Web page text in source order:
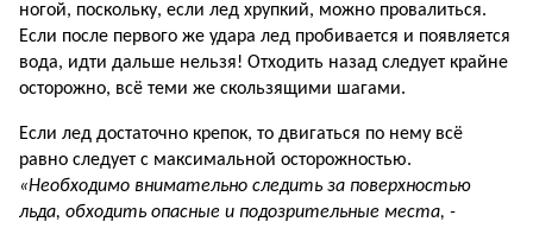
ногой, поскольку, если лед хрупкий, можно провалиться.
Если после первого же удара лед пробивается и появляется
вода, идти дальше нельзя! Отходить назад следует крайне
осторожно, всё теми же скользящими шагами.
Если лед достаточно крепок, то двигаться по нему всё
равно следует с максимальной осторожностью.
«Необходимо внимательно следить за поверхностью
льда, обходить опасные и подозрительные места, -